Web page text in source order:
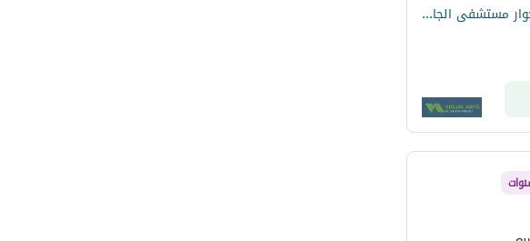
دمياط الجديده الحى الرابع شارع الصحبجيه بجوار مستشفى الجامعه